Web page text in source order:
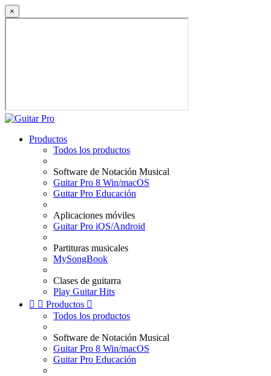
×
Productos
Todos los productos
Software de Notación Musical
Guitar Pro 8 Win/macOS
Guitar Pro Educación
Aplicaciones móviles
Guitar Pro iOS/Android
Partituras musicales
MySongBook
Clases de guitarra
Play Guitar Hits
  Productos 
Todos los productos
Software de Notación Musical
Guitar Pro 8 Win/macOS
Guitar Pro Educación